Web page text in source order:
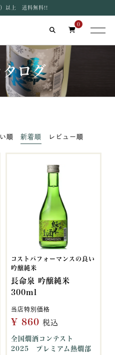
以上 送料無料!!
0
ログ
順 新着順 レビュー順
コストパフォーマンスの良い
吟醸純米
長命泉 吟醸純米
300ml
当店特別価格
¥ 860 税込
全国燗酒コンテスト
2025 プレミアム熱燗部